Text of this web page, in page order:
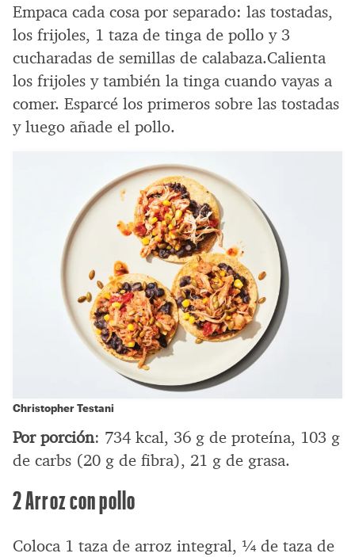
Empaca cada cosa por separado: las tostadas,
los frijoles, 1 taza de tinga de pollo y 3
cucharadas de semillas de calabaza.Calienta
los frijoles y también la tinga cuando vayas a
comer. Esparcé los primeros sobre las tostadas
y luego añade el pollo.
Christopher Testani
Por porción: 734 kcal, 36 g de proteína, 103 g
de carbs (20 g de fibra), 21 g de grasa.
2 Arroz con pollo
Coloca 1 taza de arroz integral, ¼ de taza de